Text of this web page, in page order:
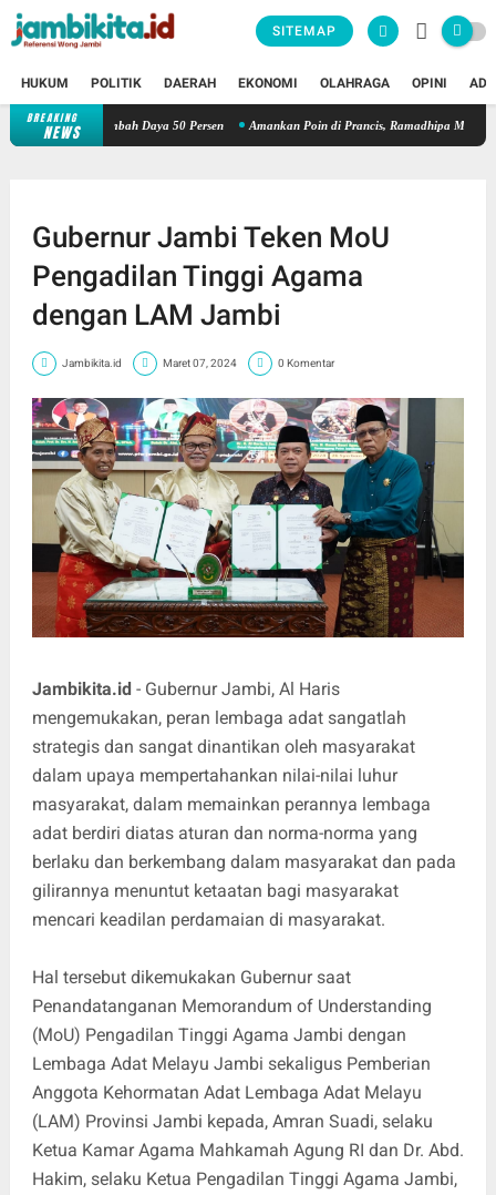
SITEMAP
HUKUM POLITIK DAERAH EKONOMI OLAHRAGA OPINI
BREAKING
NEWS Kunjungi Booth PLN di GIIAS 2026, Nikmati Promo Tambah Daya 50
Gubernur Jambi Teken MoU
Pengadilan Tinggi Agama
dengan LAM Jambi
Jambikita.id Maret 07, 2024 0 Komentar
Jambikita.id- Gubernur Jambi, Al Haris
mengemukakan, peran lembaga adat sangatlah
strategis dan sangat dinantikan oleh masyarakat
dalam upaya mempertahankan nilai-nilai luhur
masyarakat, dalam memainkan perannya lembaga
adat berdiri diatas aturan dan norma-norma yang
berlaku dan berkembang dalam masyarakat dan pada
gilirannya menuntut ketaatan bagi masyarakat
mencari keadilan perdamaian di masyarakat.
Hal tersebut dikemukakan Gubernur saat
Penandatanganan Memorandum of Understanding
(MoU) Pengadilan Tinggi Agama Jambi dengan
Lembaga Adat Melayu Jambi sekaligus Pemberian
Anggota Kehormatan Adat Lembaga Adat Melayu
(LAM) Provinsi Jambi kepada, Amran Suadi, selaku
Ketua Kamar Agama Mahkamah Agung RI dan Dr. Abd.
Hakim, selaku Ketua Pengadilan Tinggi Agama Jambi,